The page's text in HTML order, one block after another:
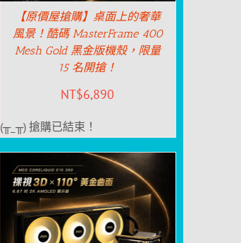
【原價屋搶購】桌面上的奢華
風景！酷碼 MasterFrame 400
Mesh Gold 黑金版機殼，限量
15 名開搶！
NT$6,890
(╥_╥) 搶購已結束！